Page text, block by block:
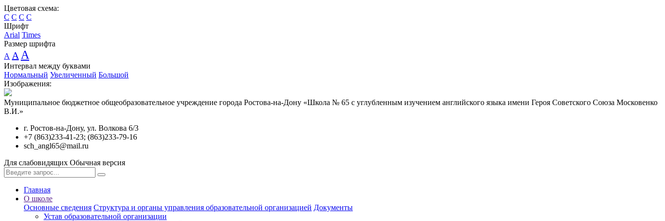
Цветовая схема:
C C C C
Шрифт
Arial Times
Размер шрифта
A A A
Интервал между буквами
Нормальный Увеличенный Большой
Изображения:
Муниципальное бюджетное общеобразовательное учреждение города Ростова-на-Дону «Школа № 65 с углубленным изучением английского языка имени Героя Советского Союза Московенко
В.И.»
г. Ростов-на-Дону, ул. Волкова 6/3
+7 (863)233-41-23; (863)233-79-16
sch_angl65@mail.ru
Для слабовидящих Обычная версия
Главная
О школе
Основные сведения Структура и органы управления образовательной организацией Документы
Устав образовательной организации